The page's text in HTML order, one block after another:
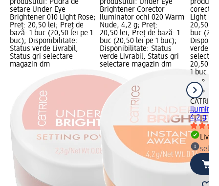
produsului: Pudră de
setare Under Eye
Brightener 010 Light Rose;
Preț: 20,50 lei; Preț de
bază: 1 buc (20,50 lei pe 1
buc); Disponibilitate:
Status verde Livrabil,
Status gri selectare
magazin dm
produsului: Under Eye
Brightener Corector
iluminator ochi 020 Warm
Nude, 4,2 g; Preț:
20,50 lei; Preț de bază: 1
buc (20,50 lei pe 1 buc);
Disponibilitate: Status
verde Livrabil, Status gri
selectare magazin dm
corector
Light
20,50
buc
verde
20,50 lei
1 buc
CATRICE
4,2 g